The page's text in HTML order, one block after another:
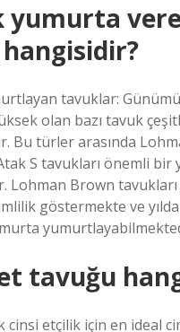
yumurta
tavuklar:
olan bazı tavuk
Bu türler arasında
S tavukları önemli bir
Lohman Brown tavukları
göstermekte ve
tavuğu
cinsi etçilik için en ideal